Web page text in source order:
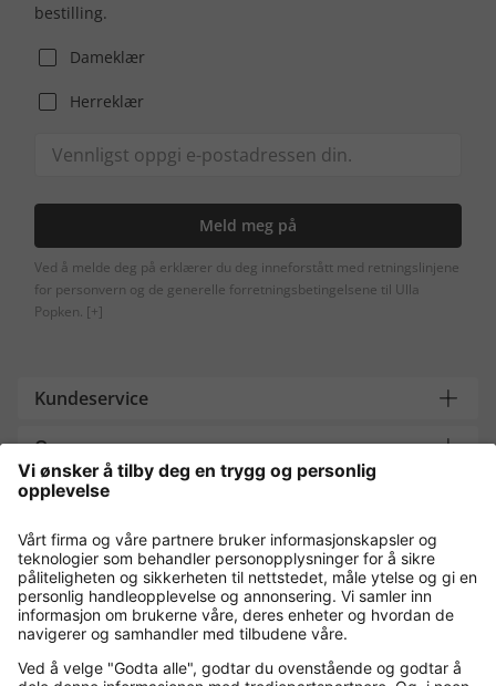
bestilling.
Dameklær
Herreklær
Meld meg på
Ved å melde deg på erklærer du deg inneforstått med retningslinjene
for personvern og de generelle forretningsbetingelsene til Ulla
Popken. [+]
Kundeservice
Om oss
Contact
Payment and Delivery
Kjøp trygt med